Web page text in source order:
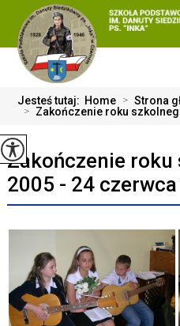
Jesteś tutaj: Home > Strona
> Zakończenie roku
Zakończenie
2005 - 24